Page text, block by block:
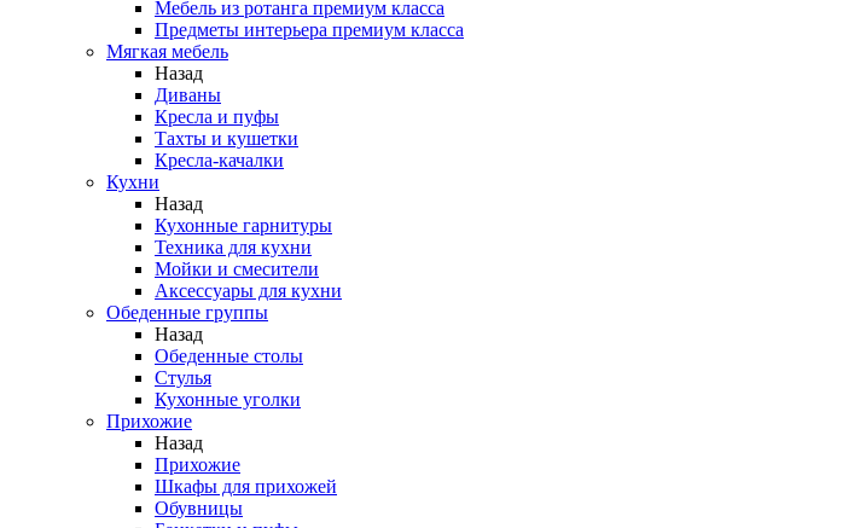
Мебель из ротанга премиум класса
Предметы интерьера премиум класса
Мягкая мебель
Назад
Диваны
Кресла и пуфы
Тахты и кушетки
Кресла-качалки
Кухни
Назад
Кухонные гарнитуры
Техника для кухни
Мойки и смесители
Аксессуары для кухни
Обеденные группы
Назад
Обеденные столы
Стулья
Кухонные уголки
Прихожие
Назад
Прихожие
Шкафы для прихожей
Обувницы